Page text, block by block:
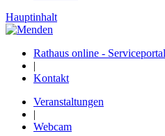
Hauptinhalt
Rathaus online - Serviceportal
|
Kontakt
Veranstaltungen
|
Webcam